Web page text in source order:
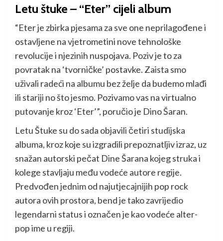
Letu štuke – “Eter” cijeli album
“Eter je zbirka pjesama za sve one neprilagođene i
ostavljene na vjetrometini nove tehnološke
revolucije i njezinih nuspojava. Poziv je to za
povratak na ‘tvorničke’ postavke. Zaista smo
uživali radeći na albumu bez želje da budemo mlađi
ili stariji no što jesmo. Pozivamo vas na virtualno
putovanje kroz ‘Eter’”, poručio je Dino Šaran.
Letu Štuke su do sada objavili četiri studijska
albuma, kroz koje su izgradili prepoznatljiv izraz, uz
snažan autorski pečat Dine Šarana kojeg struka i
kolege stavljaju među vodeće autore regije.
Predvođen jednim od najutjecajnijih pop rock
autora ovih prostora, bend je tako zavrijedio
legendarni status i označen je kao vodeće alter-
pop ime u regiji.